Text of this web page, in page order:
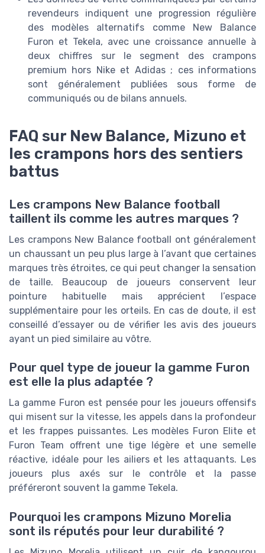
revendeurs indiquent une progression régulière
des modèles alternatifs comme New Balance
Furon et Tekela, avec une croissance annuelle à
deux chiffres sur le segment des crampons
premium hors Nike et Adidas ; ces informations
sont généralement publiées sous forme de
communiqués ou de bilans annuels.
FAQ sur New Balance, Mizuno et
les crampons hors des sentiers
battus
Les crampons New Balance football
taillent ils comme les autres marques ?
Les crampons New Balance football ont généralement
un chaussant un peu plus large à l’avant que certaines
marques très étroites, ce qui peut changer la sensation
de taille. Beaucoup de joueurs conservent leur
pointure habituelle mais apprécient l’espace
supplémentaire pour les orteils. En cas de doute, il est
conseillé d’essayer ou de vérifier les avis des joueurs
ayant un pied similaire au vôtre.
Pour quel type de joueur la gamme Furon
est elle la plus adaptée ?
La gamme Furon est pensée pour les joueurs offensifs
qui misent sur la vitesse, les appels dans la profondeur
et les frappes puissantes. Les modèles Furon Elite et
Furon Team offrent une tige légère et une semelle
réactive, idéale pour les ailiers et les attaquants. Les
joueurs plus axés sur le contrôle et la passe
préféreront souvent la gamme Tekela.
Pourquoi les crampons Mizuno Morelia
sont ils réputés pour leur durabilité ?